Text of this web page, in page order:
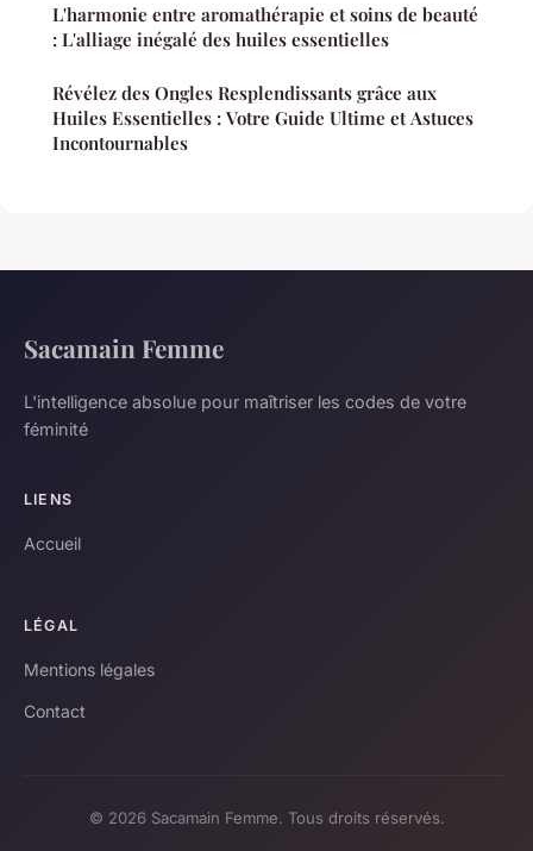
L'harmonie entre aromathérapie et soins de beauté
: L'alliage inégalé des huiles essentielles
Révélez des Ongles Resplendissants grâce aux
Huiles Essentielles : Votre Guide Ultime et Astuces
Incontournables
Sacamain Femme
L'intelligence absolue pour maîtriser les codes de votre
féminité
LIENS
Accueil
LÉGAL
Mentions légales
Contact
© 2026 Sacamain Femme. Tous droits réservés.